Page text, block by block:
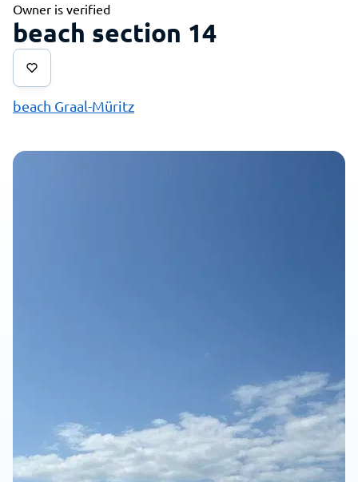
Owner is verified
beach section 14
beach Graal-Müritz